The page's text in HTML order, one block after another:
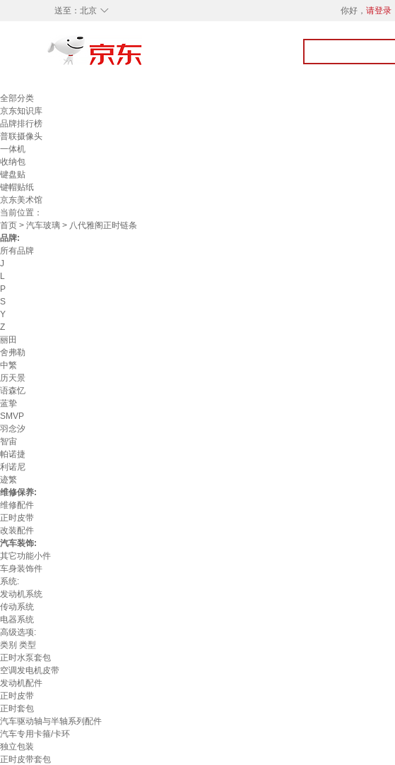
◇
送至： 北京 你好， 请登录
全部分类
京东知识库
品牌排行榜
普联摄像头
一体机
收纳包
键盘贴
键帽贴纸
京东美术馆
当前位置：
首页 > 汽车玻璃 > 八代雅阁正时链条
品牌:
所有品牌
J
L
P
S
Y
Z
丽田
舍弗勒
中繁
历天景
语森忆
蓝挚
SMVP
羽念汐
智宙
帕诺捷
利诺尼
迹繁
维修保养:
维修配件
正时皮带
改装配件
汽车装饰:
其它功能小件
车身装饰件
系统:
发动机系统
传动系统
电器系统
高级选项:
类别 类型
正时水泵套包
空调发电机皮带
发动机配件
正时皮带
正时套包
汽车驱动轴与半轴系列配件
汽车专用卡箍/卡环
独立包装
正时皮带套包